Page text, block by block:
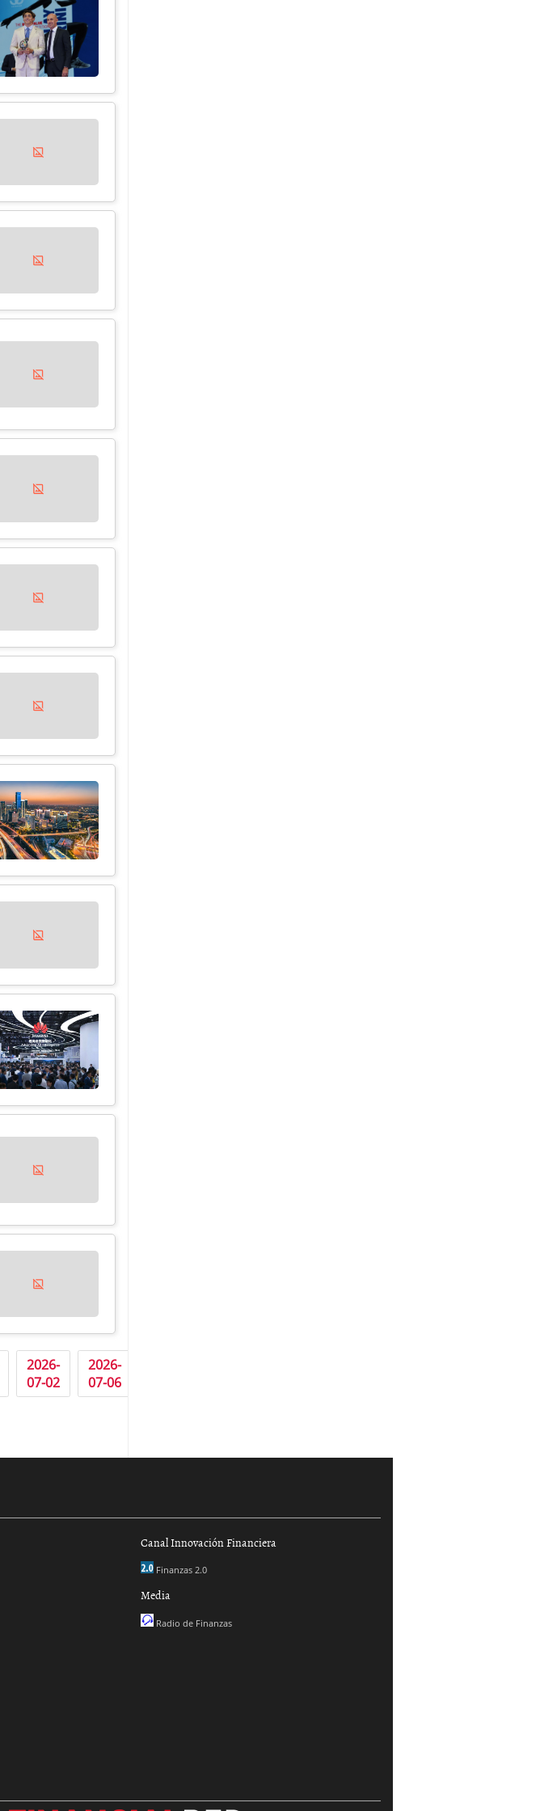
2026-
07-02
2026-
07-06
Canal Innovación Financiera
Finanzas 2.0
Media
Radio de Finanzas